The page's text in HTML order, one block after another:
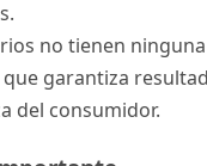
no tienen
garantiza
del consumidor.